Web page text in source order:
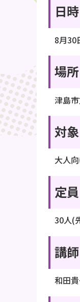
日時
8月30
場所
津島
対象
大人
定員
30人(
講師
和田